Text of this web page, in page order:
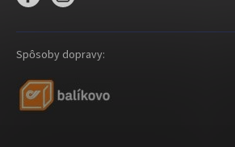
Spôsoby dopravy: